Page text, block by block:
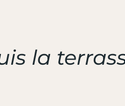
la